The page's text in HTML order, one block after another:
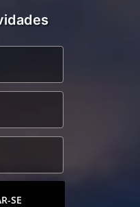
SE